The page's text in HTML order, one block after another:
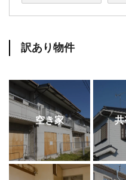
訳あり物件
空き家 共